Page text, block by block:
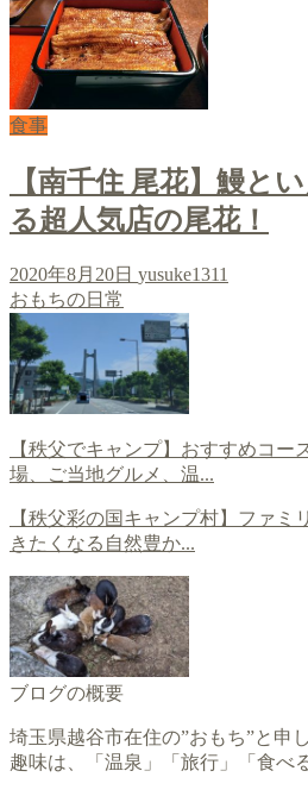
食事
【南千住 尾花】鰻と
る超人気店の尾花！
2020年8月20日 yusuke1311
おもちの日常
【秩父でキャンプ】おすすめコー
場、ご当地グルメ、温...
【秩父彩の国キャンプ村】ファミ
きたくなる自然豊か...
ブログの概要
埼玉県越谷市在住の”おもち”と申し
趣味は、「温泉」「旅行」「食べ